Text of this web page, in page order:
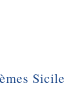
Sicile